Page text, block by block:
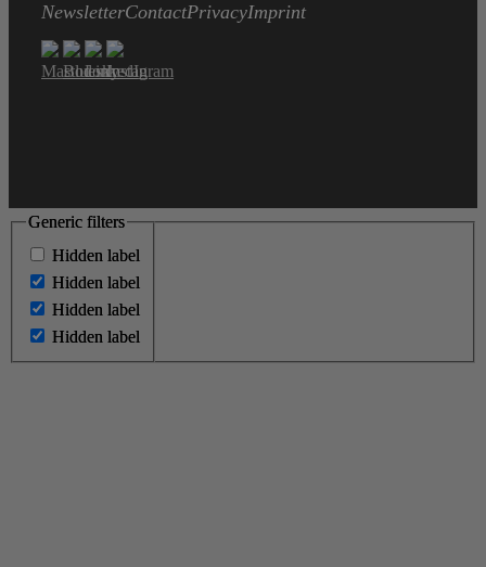
NewsletterContactPrivacyImprint
Generic filters
Hidden label
Hidden label
Hidden label
Hidden label
Generic filters
Hidden label
Hidden label
Hidden label
Hidden label